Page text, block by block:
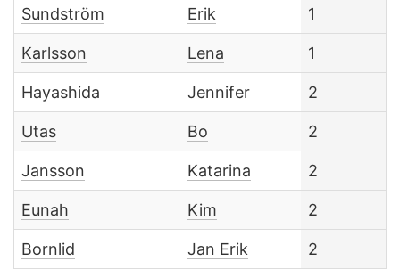
Sundström Erik 1
Karlsson Lena 1
Hayashida Jennifer 2
Utas Bo 2
Jansson Katarina 2
Eunah Kim 2
Bornlid Jan Erik 2